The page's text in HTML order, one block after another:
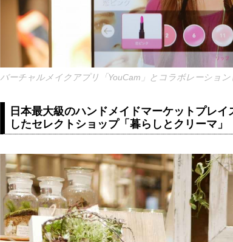
バーチャルメイクアプリ「YouCam」とコラボレーショ
日本最大級のハンドメイドマーケットプレ
したセレクトショップ「暮らしとクリーマ」